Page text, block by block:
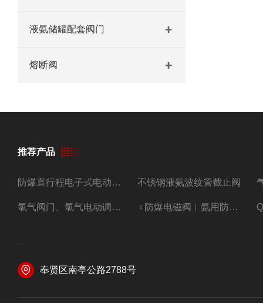
液氨储罐配套阀门
熔断阀
推荐产品
防爆直行程电子式电动调节阀 不锈钢液氨波纹管截止阀
氯气阀门、氯气电动调节阀 ♀防爆电磁阀︳氨用防爆紧急切断阀
奉贤区南亭公路2788号